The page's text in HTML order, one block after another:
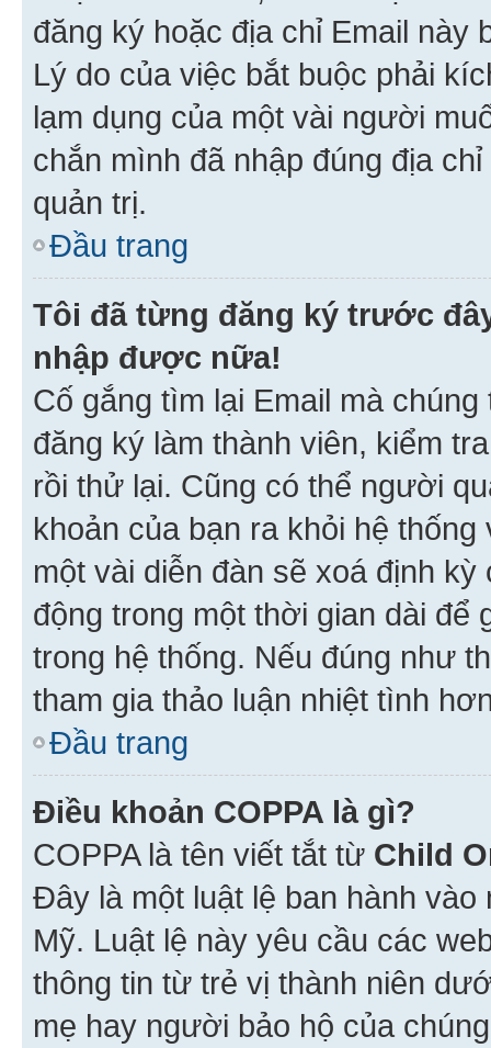
đăng ký hoặc địa chỉ Email này
Lý do của việc bắt buộc phải
lạm dụng của một vài người
chắn mình đã nhập đúng địa
quản trị.
Đầu trang
Tôi đã từng đăng ký trước
nhập được nữa!
Cố gắng tìm lại Email mà
đăng ký làm thành viên, kiểm
rồi thử lại. Cũng có thể người
khoản của bạn ra khỏi hệ
một vài diễn đàn sẽ xoá định
động trong một thời gian dài
trong hệ thống. Nếu đúng như
tham gia thảo luận nhiệt tình
Đầu trang
Điều khoản COPPA là gì?
COPPA là tên viết tắt từ Child
Đây là một luật lệ ban hành
Mỹ. Luật lệ này yêu cầu các
thông tin từ trẻ vị thành niên
mẹ hay người bảo hộ của